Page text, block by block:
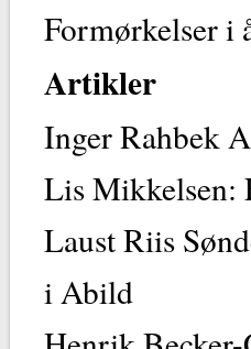
Formørkelser i
Artikler
Inger Rahbek
Lis Mikkelsen:
Laust Riis
i Abild